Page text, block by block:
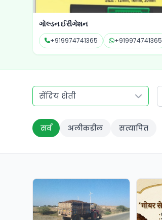
ગોલ્ડન ઈરીગેશન
+919974741365 +919974741365
सेंद्रिय शेती
सर्व अलीकडील सत्यापित